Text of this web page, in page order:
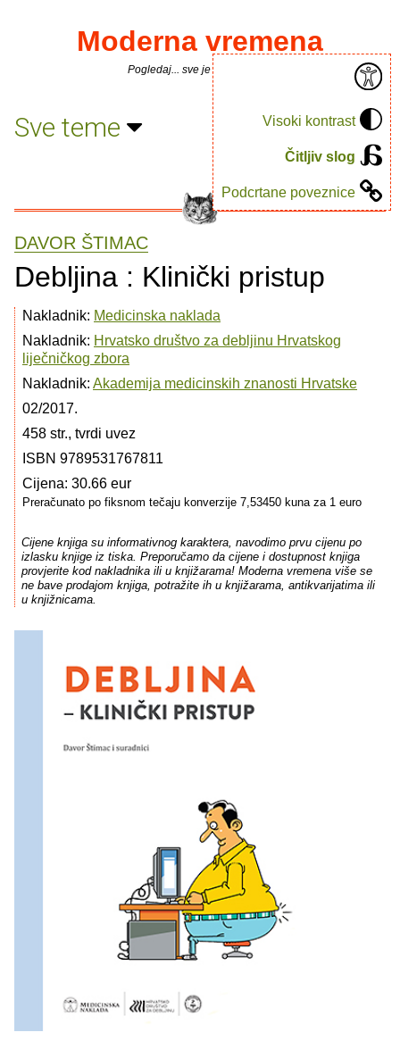
Visoki kontrast
Čitljiv slog
Podcrtane poveznice
Moderna vremena
Pogledaj... sve je puno knjiga.
Sve teme
DAVOR ŠTIMAC
Debljina : Klinički pristup
Nakladnik: Medicinska naklada
Nakladnik: Hrvatsko društvo za debljinu Hrvatskog
liječničkog zbora
Nakladnik: Akademija medicinskih znanosti Hrvatske
02/2017.
458 str., tvrdi uvez
ISBN 9789531767811
Cijena: 30.66 eur
Preračunato po fiksnom tečaju konverzije 7,53450 kuna za 1 euro
Cijene knjiga su informativnog karaktera, navodimo prvu cijenu po
izlasku knjige iz tiska. Preporučamo da cijene i dostupnost knjiga
provjerite kod nakladnika ili u knjižarama! Moderna vremena više se
ne bave prodajom knjiga, potražite ih u knjižarama, antikvarijatima ili
u knjižnicama.